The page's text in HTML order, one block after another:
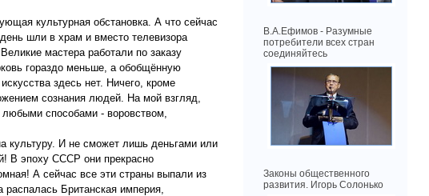
В.А.Ефимов - Разумные
потребители всех стран
соединяйтесь
Законы общественного
развития. Игорь Солонько
культурная обстановка. А что сейчас
шли в храм и вместо телевизора
мастера работали по заказу
гораздо меньше, а обобщённую
здесь нет. Ничего, кроме
сознания людей. На мой взгляд,
любыми способами - воровством,
культуру. И не сможет лишь деньгами или
В эпоху СССР они прекрасно
А сейчас все эти страны выпали из
распалась Британская империя,